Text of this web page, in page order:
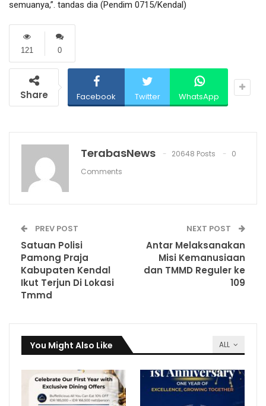
semuanya,”. tandas dia (Pendim 0715/Kendal)
0
121
Share Facebook Twitter WhatsApp
TerabasNews 20648 Posts
0
Comments
PREV POST
Satuan Polisi
Pamong Praja
Kabupaten Kendal
Ikut Terjun Di Lokasi
Tmmd
NEXT POST
Antar Melaksanakan
Misi Kemanusiaan
dan TMMD Reguler ke
109
ALL
You Might Also Like